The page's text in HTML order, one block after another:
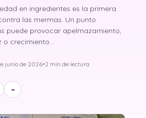
en ingredientes es la primera
las mermas. Un punto
puede provocar apelmazamiento,
o crecimiento…
junio de 2026•2 min de lectura
⌁